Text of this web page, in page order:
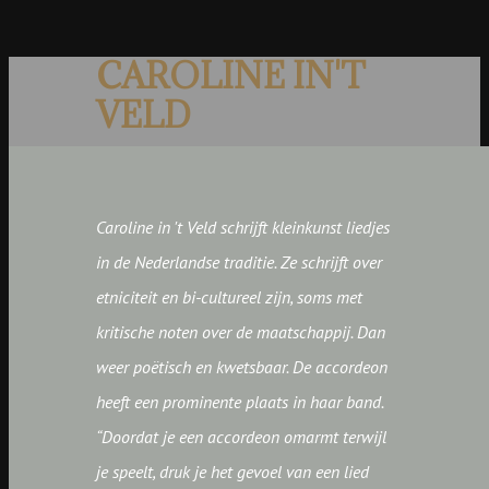
CAROLINE IN'T
VELD
Caroline in 't Veld schrijft kleinkunst liedjes
in de Nederlandse traditie. Ze schrijft over
etniciteit en bi-cultureel zijn, soms met
kritische noten over de maatschappij. Dan
weer poëtisch en kwetsbaar. De accordeon
heeft een prominente plaats in haar band.
“Doordat je een accordeon omarmt terwijl
je speelt, druk je het gevoel van een lied